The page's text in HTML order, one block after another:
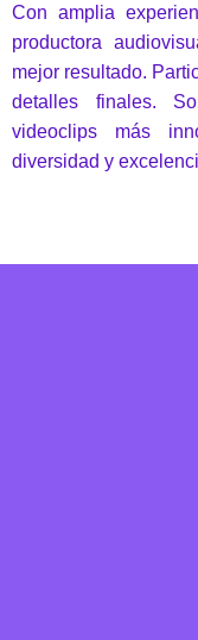
Con amplia
productora
mejor resultado.
detalles finales.
videoclips más
diversidad y